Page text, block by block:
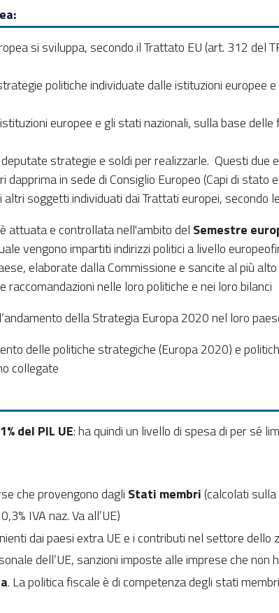
si sviluppa, secondo il Trattato EU (art. 312 del
politiche individuate dalle istituzioni
europee e gli stati nazionali, sulla base
strategie e soldi per realizzarle. Questi
in sede di Consiglio Europeo (Capi di
soggetti individuati dai Trattati europei, secondo
attuata e controllata nell'ambito del Semestre
vengono impartiti indirizzi politici a livello europeo
elaborate dalla Commissione e sancite al più
nelle loro politiche e nei loro bilanci
della Strategia Europa 2020 nel loro
delle politiche strategiche (Europa 2020) e
collegate
del PIL UE: ha quindi un livello di spesa di per sé
che provengono dagli Stati membri(calcolati
IVA naz. Va all’UE)
dai paesi extra UE e i contributi nel settore dello
dell’UE, sanzioni imposte alle imprese che
. La politica fiscale è di competenza degli stati